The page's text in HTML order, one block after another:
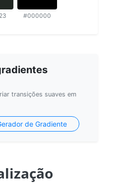
#000000
transições suaves em
de Gradiente